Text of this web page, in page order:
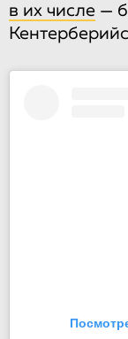
в их числе —